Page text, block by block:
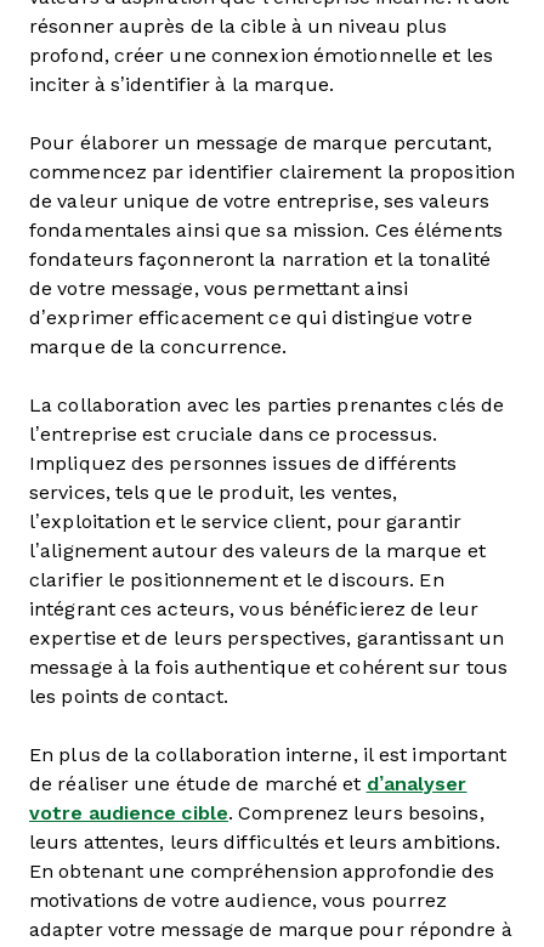
résonner auprès de la cible à un niveau plus
profond, créer une connexion émotionnelle et les
inciter à s’identifier à la marque.
Pour élaborer un message de marque percutant,
commencez par identifier clairement la proposition
de valeur unique de votre entreprise, ses valeurs
fondamentales ainsi que sa mission. Ces éléments
fondateurs façonneront la narration et la tonalité
de votre message, vous permettant ainsi
d’exprimer efficacement ce qui distingue votre
marque de la concurrence.
La collaboration avec les parties prenantes clés de
l’entreprise est cruciale dans ce processus.
Impliquez des personnes issues de différents
services, tels que le produit, les ventes,
l’exploitation et le service client, pour garantir
l’alignement autour des valeurs de la marque et
clarifier le positionnement et le discours. En
intégrant ces acteurs, vous bénéficierez de leur
expertise et de leurs perspectives, garantissant un
message à la fois authentique et cohérent sur tous
les points de contact.
En plus de la collaboration interne, il est important
de réaliser une étude de marché et d’analyser
votre audience cible. Comprenez leurs besoins,
leurs attentes, leurs difficultés et leurs ambitions.
En obtenant une compréhension approfondie des
motivations de votre audience, vous pourrez
adapter votre message de marque pour répondre à